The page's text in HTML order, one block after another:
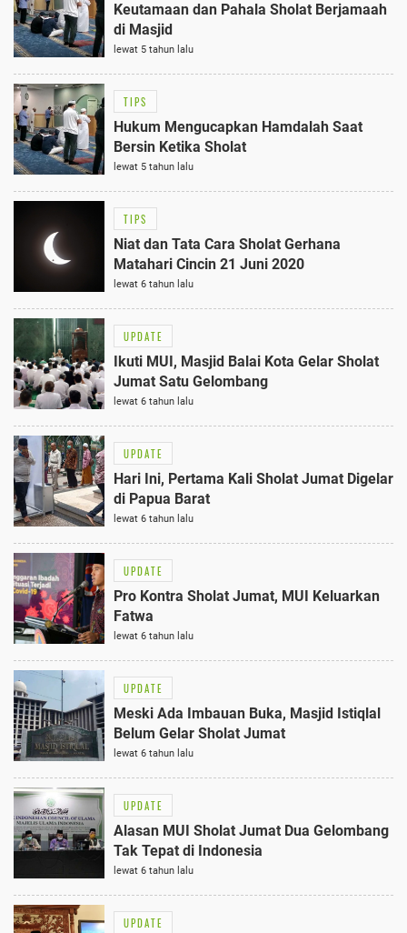
Keutamaan dan Pahala Sholat Berjamaah
di Masjid
lewat 5 tahun lalu
TIPS
Hukum Mengucapkan Hamdalah Saat
Bersin Ketika Sholat
lewat 5 tahun lalu
TIPS
Niat dan Tata Cara Sholat Gerhana
Matahari Cincin 21 Juni 2020
lewat 6 tahun lalu
UPDATE
Ikuti MUI, Masjid Balai Kota Gelar Sholat
Jumat Satu Gelombang
lewat 6 tahun lalu
UPDATE
Hari Ini, Pertama Kali Sholat Jumat Digelar
di Papua Barat
lewat 6 tahun lalu
UPDATE
Pro Kontra Sholat Jumat, MUI Keluarkan
Fatwa
lewat 6 tahun lalu
UPDATE
Meski Ada Imbauan Buka, Masjid Istiqlal
Belum Gelar Sholat Jumat
lewat 6 tahun lalu
UPDATE
Alasan MUI Sholat Jumat Dua Gelombang
Tak Tepat di Indonesia
lewat 6 tahun lalu
UPDATE